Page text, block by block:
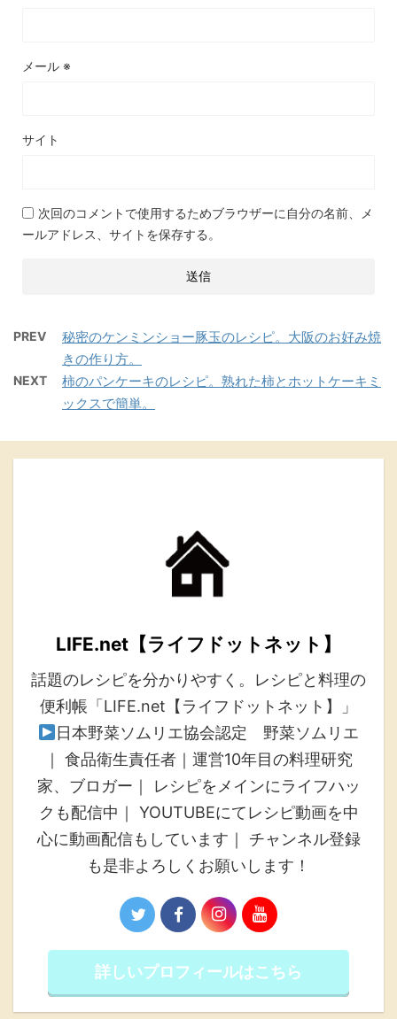
メール ※
サイト
次回のコメントで使用するためブラウザーに自分の名前、メ
ールアドレス、サイトを保存する。
PREV
秘密のケンミンショー豚玉のレシピ。大阪のお好み焼
きの作り方。
NEXT
柿のパンケーキのレシピ。熟れた柿とホットケーキミ
ックスで簡単。
LIFE.net【ライフドットネット】
話題のレシピを分かりやすく。レシピと料理の
便利帳「LIFE.net【ライフドットネット】」
日本野菜ソムリエ協会認定 野菜ソムリエ
｜ 食品衛生責任者｜運営10年目の料理研究
家、ブロガー｜ レシピをメインにライフハッ
クも配信中｜ YOUTUBEにてレシピ動画を中
心に動画配信もしています｜ チャンネル登録
も是非よろしくお願いします！
詳しいプロフィールはこちら